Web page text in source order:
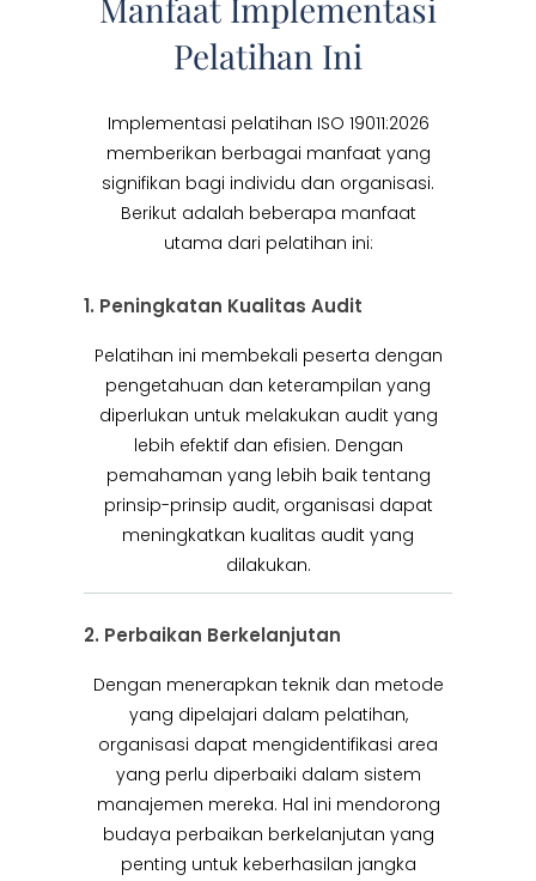
Manfaat Implementasi
Pelatihan Ini
Implementasi pelatihan ISO 19011:2026
memberikan berbagai manfaat yang
signifikan bagi individu dan organisasi.
Berikut adalah beberapa manfaat
utama dari pelatihan ini:
1. Peningkatan Kualitas Audit
Pelatihan ini membekali peserta dengan
pengetahuan dan keterampilan yang
diperlukan untuk melakukan audit yang
lebih efektif dan efisien. Dengan
pemahaman yang lebih baik tentang
prinsip-prinsip audit, organisasi dapat
meningkatkan kualitas audit yang
dilakukan.
2. Perbaikan Berkelanjutan
Dengan menerapkan teknik dan metode
yang dipelajari dalam pelatihan,
organisasi dapat mengidentifikasi area
yang perlu diperbaiki dalam sistem
manajemen mereka. Hal ini mendorong
budaya perbaikan berkelanjutan yang
penting untuk keberhasilan jangka